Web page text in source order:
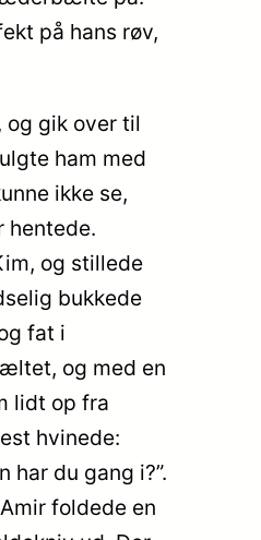
på hans røv,
og gik over til
ham med
ikke se,
hentede.
og stillede
bukkede
fat i
og med en
lidt op fra
hvinede:
har du gang i?”.
foldede en